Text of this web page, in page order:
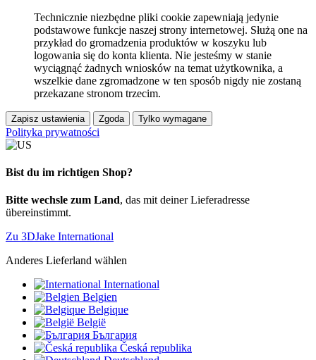
Technicznie niezbędne pliki cookie zapewniają jedynie
podstawowe funkcje naszej strony internetowej. Służą one na
przykład do gromadzenia produktów w koszyku lub
logowania się do konta klienta. Nie jesteśmy w stanie
wyciągnąć żadnych wniosków na temat użytkownika, a
wszelkie dane zgromadzone w ten sposób nigdy nie zostaną
przekazane stronom trzecim.
Zapisz ustawienia Zgoda Tylko wymagane
Polityka prywatności
Bist du im richtigen Shop?
Bitte wechsle zum Land, das mit deiner Lieferadresse
übereinstimmt.
Zu 3DJake International
Anderes Lieferland wählen
International
Belgien
Belgique
België
България
Česká republika